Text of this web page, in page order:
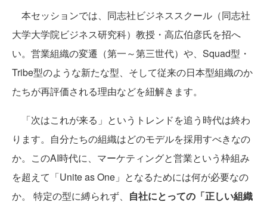
本セッションでは、同志社ビジネススクール（同志社
大学大学院ビジネス研究科）教授・高広伯彦氏を招へ
い。営業組織の変遷（第一～第三世代）や、Squad型・
Tribe型のような新たな型、そして従来の日本型組織のか
たちが再評価される理由などを紐解きます。
「次はこれが来る」というトレンドを追う時代は終わ
ります。自分たちの組織はどのモデルを採用すべきなの
か。このAI時代に、マーケティングと営業という枠組み
を超えて「Unite as One」となるためには何が必要なの
か。 特定の型に縛られず、 自社にとっての「正しい組織